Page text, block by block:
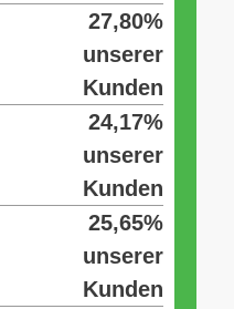
27,80%
unserer
Kunden
24,17%
unserer
Kunden
25,65%
unserer
Kunden